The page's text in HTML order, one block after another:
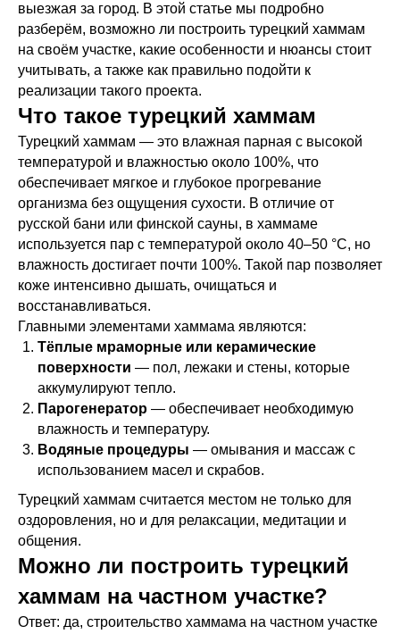
выезжая за город. В этой статье мы подробно
разберём, возможно ли построить турецкий хаммам
на своём участке, какие особенности и нюансы стоит
учитывать, а также как правильно подойти к
реализации такого проекта.
Что такое турецкий хаммам
Турецкий хаммам — это влажная парная с высокой
температурой и влажностью около 100%, что
обеспечивает мягкое и глубокое прогревание
организма без ощущения сухости. В отличие от
русской бани или финской сауны, в хаммаме
используется пар с температурой около 40–50 °C, но
влажность достигает почти 100%. Такой пар позволяет
коже интенсивно дышать, очищаться и
восстанавливаться.
Главными элементами хаммама являются:
Тёплые мраморные или керамические
поверхности — пол, лежаки и стены, которые
аккумулируют тепло.
Парогенератор — обеспечивает необходимую
влажность и температуру.
Водяные процедуры — омывания и массаж с
использованием масел и скрабов.
Турецкий хаммам считается местом не только для
оздоровления, но и для релаксации, медитации и
общения.
Можно ли построить турецкий
хаммам на частном участке?
Ответ: да, строительство хаммама на частном участке